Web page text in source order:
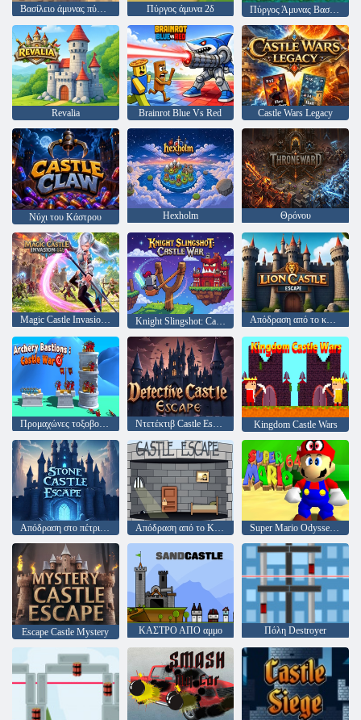
Βασίλειο άμυνας πύργου Πύργος άμυνα 2δ Πύργος Άμυνας Βασιλιάς
Revalia Brainrot Blue Vs Red Castle Wars Legacy
Νύχι του Κάστρου Hexholm Θρόνου
Magic Castle Invasion: Idle RPG Knight Slingshot: Castle War Απόδραση από το κάστρο του λιονταριού
Προμαχώνες τοξοβολίας: πόλεμος του Κάστρου Ντετέκτιβ Castle Escape Kingdom Castle Wars
Απόδραση στο πέτρινο κάστρο Απόδραση από το Κάστρο Super Mario Odyssey 64
Escape Castle Mystery ΚΑΣΤΡΟ ΑΠΟ αμμο Πόλη Destroyer